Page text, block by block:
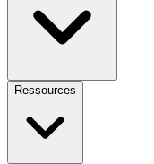
Ressources